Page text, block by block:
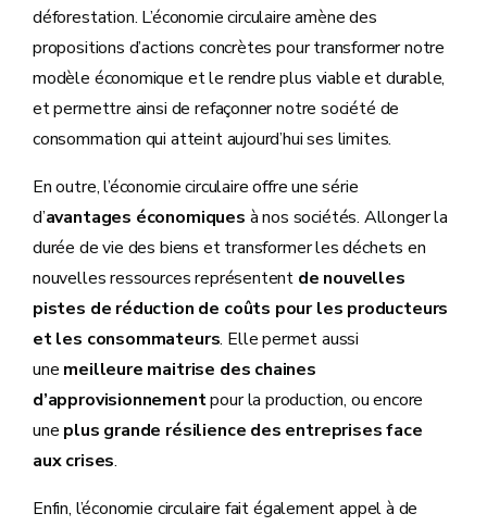
déforestation. L’économie circulaire amène des
propositions d’actions concrètes pour transformer notre
modèle économique et le rendre plus viable et durable,
et permettre ainsi de refaçonner notre société de
consommation qui atteint aujourd’hui ses limites.
En outre, l’économie circulaire offre une série
d’avantages économiques à nos sociétés. Allonger la
durée de vie des biens et transformer les déchets en
nouvelles ressources représentent de nouvelles
pistes de réduction de coûts pour les producteurs
et les consommateurs. Elle permet aussi
une meilleure maitrise des chaines
d’approvisionnementpour la production, ou encore
une plus grande résilience des entreprises face
aux crises.
Enfin, l’économie circulaire fait également appel à de